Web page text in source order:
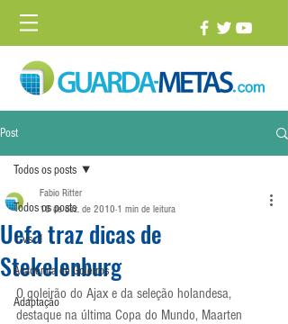
Post
Todos os posts
1 vs. 1
Academia de Goleiros
Adaptação
Todos os posts
Uefa traz dicas de
Stekelenburg
Fabio Ritter
18 de dez. de 2010 1 min de leitura
O goleirão do Ajax e da seleção holandesa,
destaque na última Copa do Mundo, Maarten